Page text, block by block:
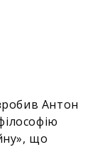
Антон
що